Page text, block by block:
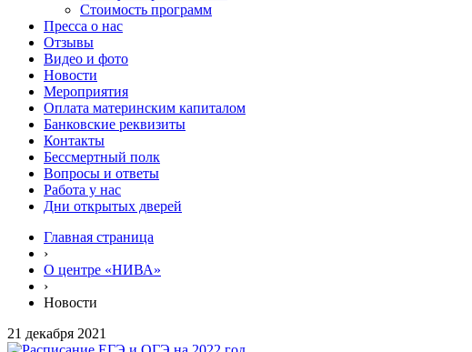
Стоимость программ
Пресса о нас
Отзывы
Видео и фото
Новости
Мероприятия
Оплата материнским капиталом
Банковские реквизиты
Контакты
Бессмертный полк
Вопросы и ответы
Работа у нас
Дни открытых дверей
Главная страница
›
О центре «НИВА»
›
Новости
21 декабря 2021